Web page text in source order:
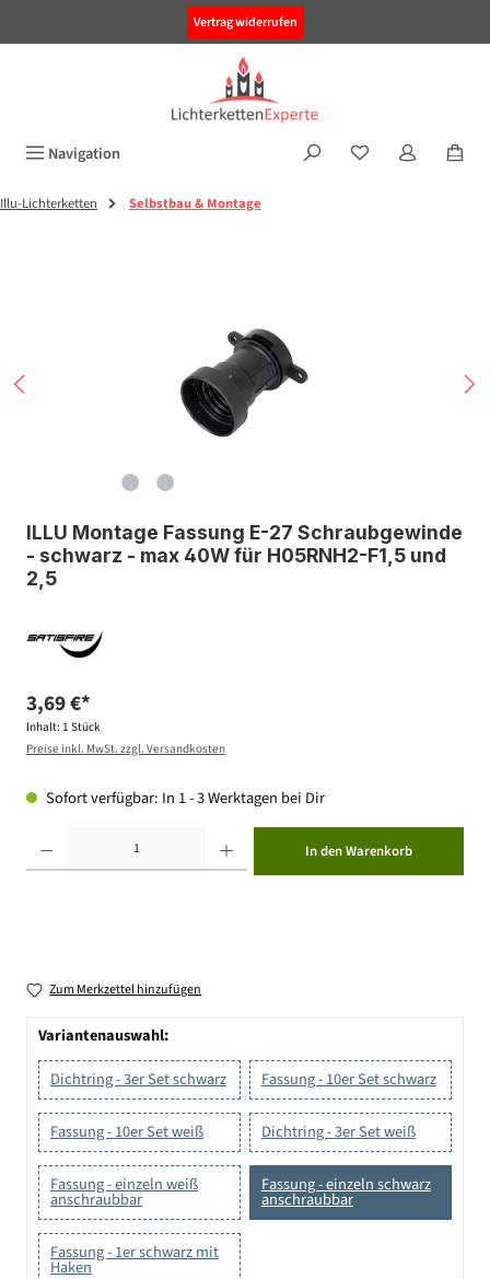
Vertrag widerrufen
Navigation
Illu-Lichterketten Selbstbau & Montage
ILLU Montage Fassung E-27 Schraubgewinde
- schwarz - max 40W für H05RNH2-F1,5 und
2,5
3,69 €*
Inhalt: 1 Stück
Preise inkl. MwSt. zzgl. Versandkosten
Sofort verfügbar: In 1 - 3 Werktagen bei Dir
In den Warenkorb
Zum Merkzettel hinzufügen
Variantenauswahl:
Dichtring - 3er Set schwarz
Fassung - 10er Set schwarz
Fassung - 10er Set weiß Dichtring - 3er Set weiß
Fassung - einzeln weiß
anschraubbar
Fassung - einzeln schwarz
anschraubbar
Fassung - 1er schwarz mit
Haken